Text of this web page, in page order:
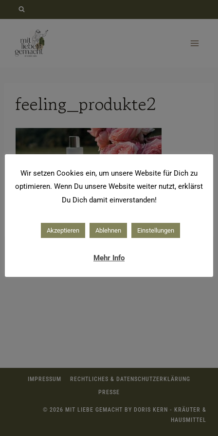
springen
feeling_produkte2
IMPRESSUM
RECHTLICHES & DATENSCHUTZERKLÄRUNG
PRESSE
© 2026 MIT LIEBE GEMACHT BY DORIS KERN - KRÄUTER &
HAUSMITTEL
Wir setzen Cookies ein, um unsere Website für Dich zu
optimieren. Wenn Du unsere Website weiter nutzt, erklärst
Du Dich damit einverstanden!
Akzeptieren Ablehnen Einstellungen
Mehr Info